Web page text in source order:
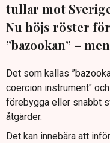
tullar mot
Nu höjs röster
”bazookan” –
Det som kallas
coercion instrument"
förebygga eller snabbt
åtgärder.
Det kan innebära att